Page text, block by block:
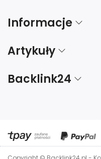
Informacje
Artykuły
Backlink24